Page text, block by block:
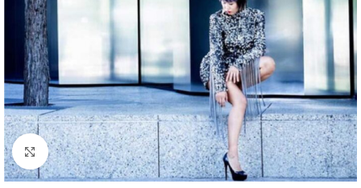
Clic para ampliar